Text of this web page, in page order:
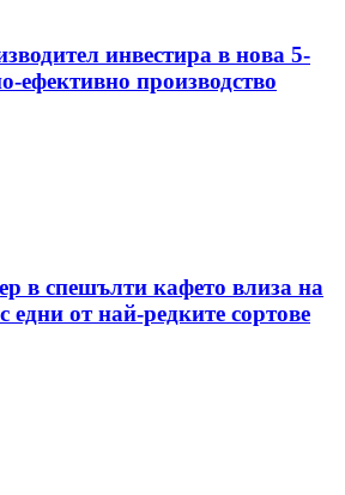
инвестира в нова 5-
ефективно производство
в спешълти кафето влиза на
едни от най-редките сортове